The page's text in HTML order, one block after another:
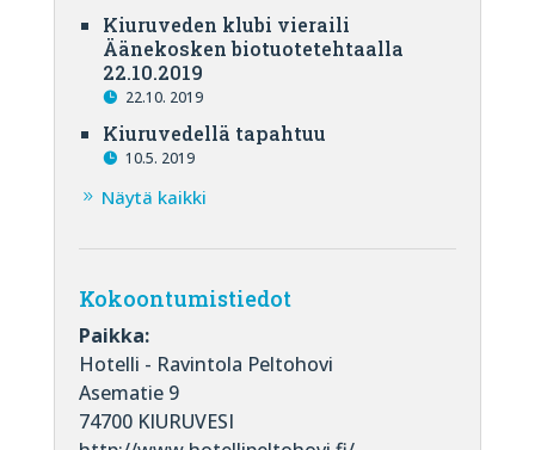
Kiuruveden klubi vieraili
Äänekosken biotuotetehtaalla
22.10.2019
22.10. 2019
Kiuruvedellä tapahtuu
10.5. 2019
Näytä kaikki
Kokoontumistiedot
Paikka:
Hotelli - Ravintola Peltohovi
Asematie 9
74700 KIURUVESI